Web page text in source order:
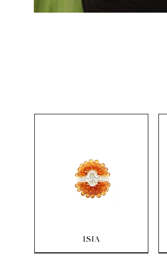
Quick View
ISIA